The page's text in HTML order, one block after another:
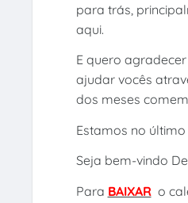
para trás,
aqui.
E quero
ajudar vocês
dos meses
Estamos no
Seja bem-vindo
Para BAIXARo